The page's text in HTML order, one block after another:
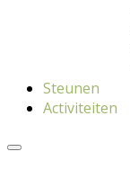
Steunen
Activiteiten